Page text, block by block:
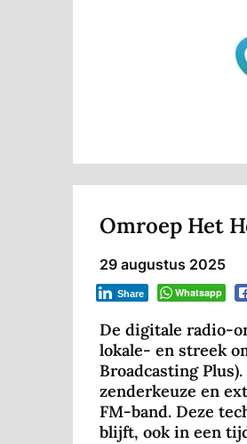
Omroep Het
29 augustus 2025
Whatsapp
Share
De digitale radio-
lokale- en streek
Broadcasting
zenderkeuze en
FM-band. Deze
blijft, ook in een